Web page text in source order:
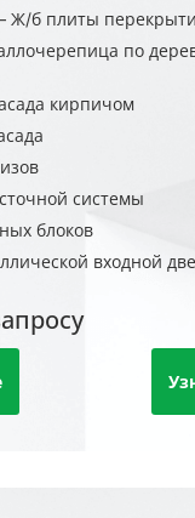
Ж/б плиты
по
кирпичом
системы
блоков
входной